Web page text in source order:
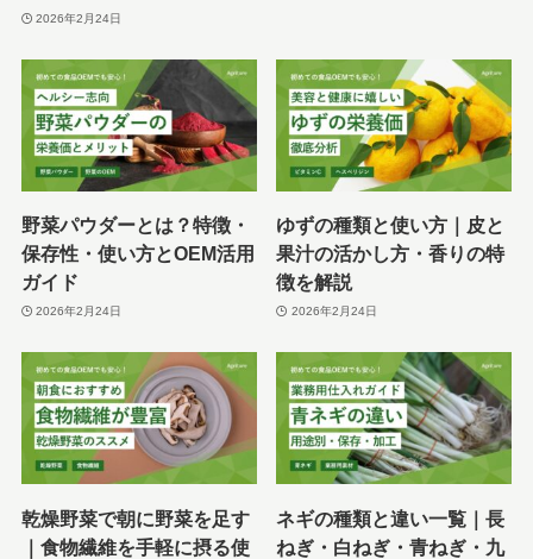
2026年2月24日
野菜パウダーとは？特徴・
保存性・使い方とOEM活用
ガイド
2026年2月24日
ゆずの種類と使い方｜皮と
果汁の活かし方・香りの特
徴を解説
2026年2月24日
乾燥野菜で朝に野菜を足す
｜食物繊維を手軽に摂る使
ネギの種類と違い一覧｜長
ねぎ・白ねぎ・青ねぎ・九